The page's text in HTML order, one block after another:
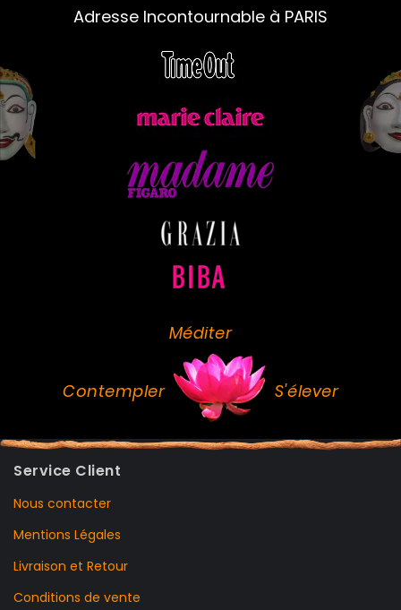
Adresse Incontournable à PARIS
Méditer
Contempler S'élever
Service Client
Nous contacter
Mentions Légales
Livraison et Retour
Conditions de vente